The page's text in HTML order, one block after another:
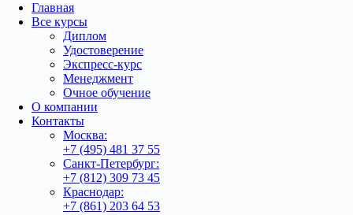
Главная
Все курсы
Диплом
Удостоверение
Экспресс-курс
Менеджмент
Очное обучение
О компании
Контакты
Москва:
+7 (495) 481 37 55
Санкт-Петербург:
+7 (812) 309 73 45
Краснодар:
+7 (861) 203 64 53